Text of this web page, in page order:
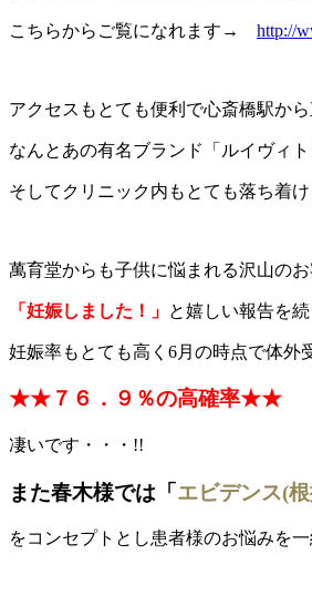
こちらからご覧になれます→ http://
アクセスもとても便利で心斎橋駅か
なんとあの有名ブランド「ルイヴィ
そしてクリニック内もとても落ち着
萬育堂からも子供に悩まれる沢山の
「妊娠しました！」 と嬉しい報告を
妊娠率もとても高く6月の時点で体外
★★７６．９％の高確率★★
凄いです・・・!!
また春木様では「エビデンス(
をコンセプトとし患者様のお悩みを